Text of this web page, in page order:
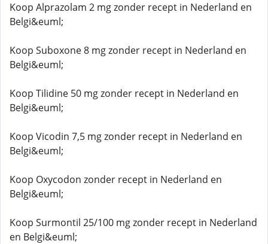
Koop Alprazolam 2 mg zonder recept in Nederland en
Belgi&euml;
Koop Suboxone 8 mg zonder recept in Nederland en
Belgi&euml;
Koop Tilidine 50 mg zonder recept in Nederland en
Belgi&euml;
Koop Vicodin 7,5 mg zonder recept in Nederland en
Belgi&euml;
Koop Oxycodon zonder recept in Nederland en
Belgi&euml;
Koop Surmontil 25/100 mg zonder recept in Nederland
en Belgi&euml;